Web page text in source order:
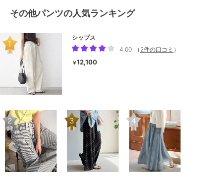
その他パンツの人気ランキング
シップス
4.00
（ 2件の口コミ ）
￥12,100